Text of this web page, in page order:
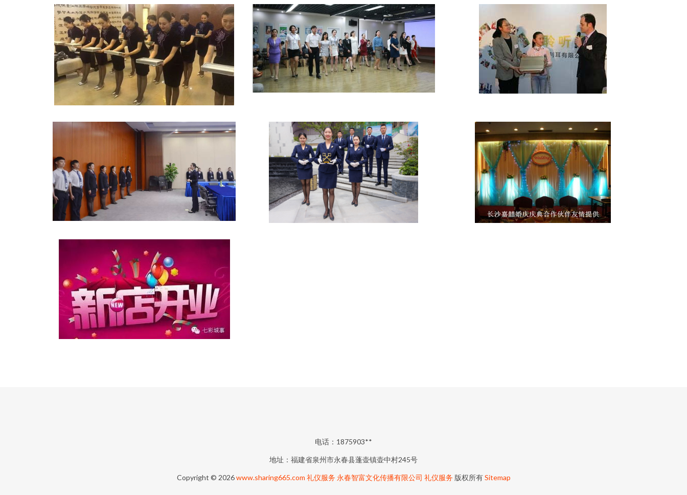
电话：1875903**
地址：福建省泉州市永春县蓬壶镇壶中村245号
Copyright © 2026www.sharing665.com 礼仪服务 永春智富文化传播有限公司 礼仪服务 版权所有Sitemap